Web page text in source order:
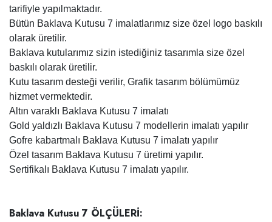
tarifiyle yapılmaktadır.
Bütün Baklava Kutusu 7 imalatlarımız size özel logo baskılı
olarak üretilir.
Baklava kutularımız sizin istediğiniz tasarımla size özel
baskılı olarak üretilir.
Kutu tasarım desteği verilir, Grafik tasarım bölümümüz
hizmet vermektedir.
Altın varaklı Baklava Kutusu 7 imalatı
Gold yaldızlı Baklava Kutusu 7 modellerin imalatı yapılır
Gofre kabartmalı Baklava Kutusu 7 imalatı yapılır
Özel tasarım Baklava Kutusu 7 üretimi yapılır.
Sertifikalı Baklava Kutusu 7 imalatı yapılır.
Baklava Kutusu 7 ÖLÇÜLERİ: